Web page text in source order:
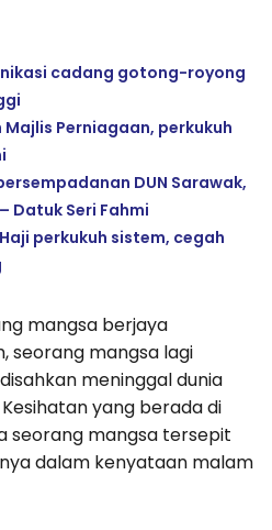
cadang gotong-royong
Perniagaan, perkukuh
DUN Sarawak,
Datuk Seri Fahmi
perkukuh sistem, cegah
mangsa berjaya
seorang mangsa lagi
meninggal dunia
yang berada di
seorang mangsa tersepit
dalam kenyataan malam